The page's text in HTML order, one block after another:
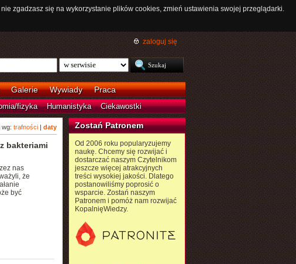
zgadzasz się na wykorzystanie plików cookies, zmień ustawienia swojej przeglądarki.
zaloguj się
Galerie Wywiady Praca
fizyka Humanistyka Ciekawostki
wg: trafności| daty
bakteriami
nas
że
być
Zostań Patronem
Od 2006 roku popularyzujemy
naukę. Chcemy się rozwijać i
dostarczać naszym Czytelnikom
jeszcze więcej atrakcyjnych
treści wysokiej jakości. Dlatego
postanowiliśmy poprosić o
wsparcie. Zostań naszym
Patronem i pomóż nam rozwijać
KopalnięWiedzy.